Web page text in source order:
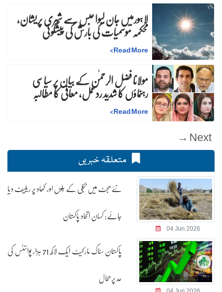
لاہورمیں جان لیوا حبس سے شہری پریشان،
محکمہ موسمیات کی بارش کی پیشگوئی
Read More
>
مولانا فضل الرحمٰن کے بیان پر سیاسی
رہنماؤں کا شدید ردعمل، معافی کا مطالبہ
Read More
>
Next →
متعلقہ خبریں
04 Jun 2026
نئے بجٹ میں بجلی کے بلوں اور کھاد پر ریلیف دیا
جائے: کسان اتحاد پاکستان
پاکستان سٹاک مارکیٹ ایک لاکھ 71 ہزار پوائنٹس کی
حد پر بحال